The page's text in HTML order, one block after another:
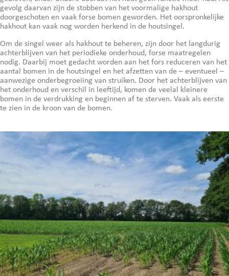
gevolg daarvan zijn de stobben van het voormalige hakhout
doorgeschoten en vaak forse bomen geworden. Het oorspronkelijke
hakhout kan vaak nog worden herkend in de houtsingel.
Om de singel weer als hakhout te beheren, zijn door het langdurig
achterblijven van het periodieke onderhoud, forse maatregelen
nodig. Daarbij moet gedacht worden aan het fors reduceren van het
aantal bomen in de houtsingel en het afzetten van de – eventueel –
aanwezige onderbegroeiing van struiken. Door het achterblijven van
het onderhoud en verschil in leeftijd, komen de veelal kleinere
bomen in de verdrukking en beginnen af te sterven. Vaak als eerste
te zien in de kroon van de bomen.